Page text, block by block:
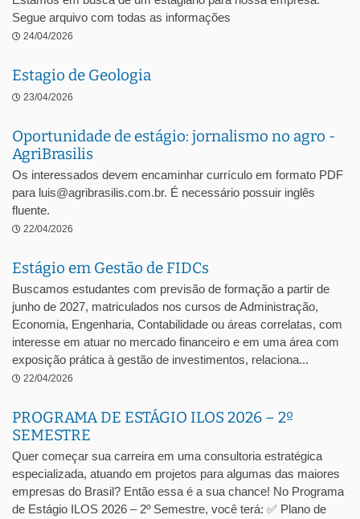
Segue arquivo com todas as informações
24/04/2026
Estagio de Geologia
23/04/2026
Oportunidade de estágio: jornalismo no agro -
AgriBrasilis
Os interessados devem encaminhar currículo em formato PDF
para luis@agribrasilis.com.br. É necessário possuir inglês
fluente.
22/04/2026
Estágio em Gestão de FIDCs
Buscamos estudantes com previsão de formação a partir de
junho de 2027, matriculados nos cursos de Administração,
Economia, Engenharia, Contabilidade ou áreas correlatas, com
interesse em atuar no mercado financeiro e em uma área com
exposição prática à gestão de investimentos, relaciona...
22/04/2026
PROGRAMA DE ESTÁGIO ILOS 2026 – 2º
SEMESTRE
Quer começar sua carreira em uma consultoria estratégica
especializada, atuando em projetos para algumas das maiores
empresas do Brasil? Então essa é a sua chance! No Programa
de Estágio ILOS 2026 – 2º Semestre, você terá: ✅ Plano de